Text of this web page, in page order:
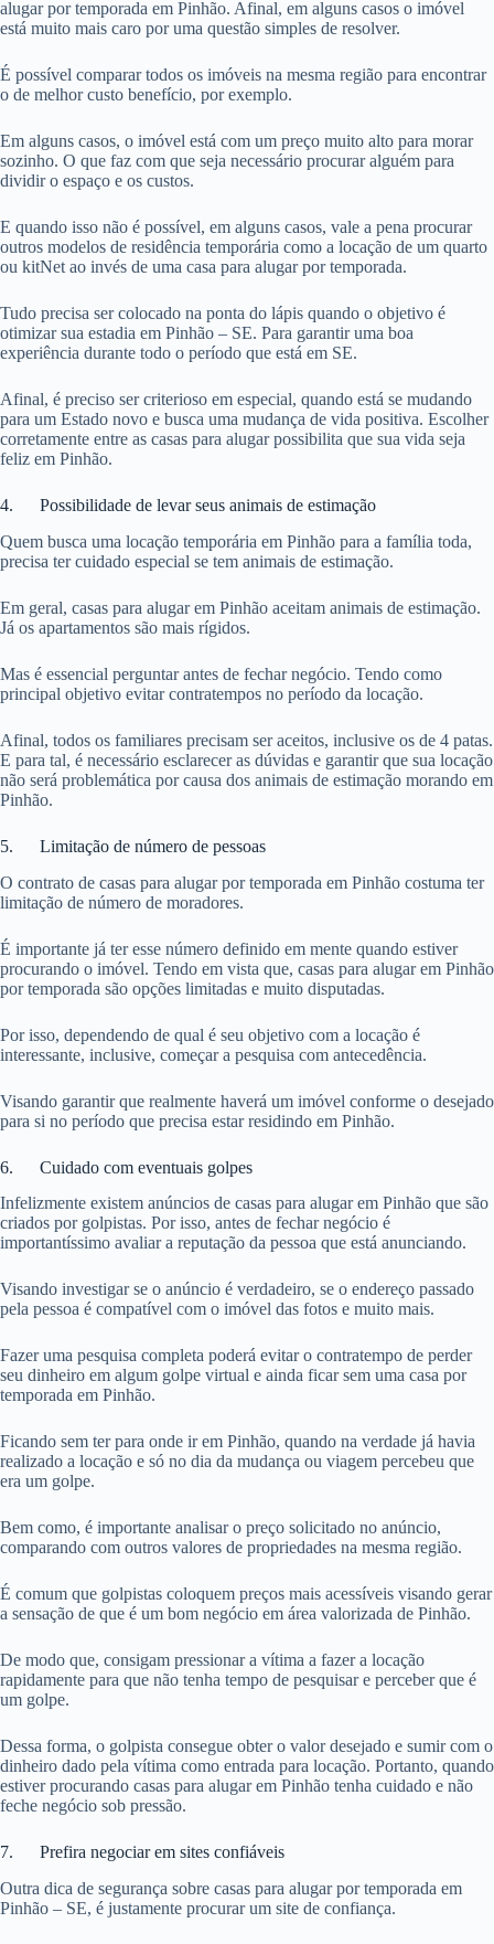
alugar por temporada em Pinhão. Afinal, em alguns casos o imóvel
está muito mais caro por uma questão simples de resolver.
É possível comparar todos os imóveis na mesma região para encontrar
o de melhor custo benefício, por exemplo.
Em alguns casos, o imóvel está com um preço muito alto para morar
sozinho. O que faz com que seja necessário procurar alguém para
dividir o espaço e os custos.
E quando isso não é possível, em alguns casos, vale a pena procurar
outros modelos de residência temporária como a locação de um quarto
ou kitNet ao invés de uma casa para alugar por temporada.
Tudo precisa ser colocado na ponta do lápis quando o objetivo é
otimizar sua estadia em Pinhão – SE. Para garantir uma boa
experiência durante todo o período que está em SE.
Afinal, é preciso ser criterioso em especial, quando está se mudando
para um Estado novo e busca uma mudança de vida positiva. Escolher
corretamente entre as casas para alugar possibilita que sua vida seja
feliz em Pinhão.
4. Possibilidade de levar seus animais de estimação
Quem busca uma locação temporária em Pinhão para a família toda,
precisa ter cuidado especial se tem animais de estimação.
Em geral, casas para alugar em Pinhão aceitam animais de estimação.
Já os apartamentos são mais rígidos.
Mas é essencial perguntar antes de fechar negócio. Tendo como
principal objetivo evitar contratempos no período da locação.
Afinal, todos os familiares precisam ser aceitos, inclusive os de 4 patas.
E para tal, é necessário esclarecer as dúvidas e garantir que sua locação
não será problemática por causa dos animais de estimação morando em
Pinhão.
5. Limitação de número de pessoas
O contrato de casas para alugar por temporada em Pinhão costuma ter
limitação de número de moradores.
É importante já ter esse número definido em mente quando estiver
procurando o imóvel. Tendo em vista que, casas para alugar em Pinhão
por temporada são opções limitadas e muito disputadas.
Por isso, dependendo de qual é seu objetivo com a locação é
interessante, inclusive, começar a pesquisa com antecedência.
Visando garantir que realmente haverá um imóvel conforme o desejado
para si no período que precisa estar residindo em Pinhão.
6. Cuidado com eventuais golpes
Infelizmente existem anúncios de casas para alugar em Pinhão que são
criados por golpistas. Por isso, antes de fechar negócio é
importantíssimo avaliar a reputação da pessoa que está anunciando.
Visando investigar se o anúncio é verdadeiro, se o endereço passado
pela pessoa é compatível com o imóvel das fotos e muito mais.
Fazer uma pesquisa completa poderá evitar o contratempo de perder
seu dinheiro em algum golpe virtual e ainda ficar sem uma casa por
temporada em Pinhão.
Ficando sem ter para onde ir em Pinhão, quando na verdade já havia
realizado a locação e só no dia da mudança ou viagem percebeu que
era um golpe.
Bem como, é importante analisar o preço solicitado no anúncio,
comparando com outros valores de propriedades na mesma região.
É comum que golpistas coloquem preços mais acessíveis visando gerar
a sensação de que é um bom negócio em área valorizada de Pinhão.
De modo que, consigam pressionar a vítima a fazer a locação
rapidamente para que não tenha tempo de pesquisar e perceber que é
um golpe.
Dessa forma, o golpista consegue obter o valor desejado e sumir com o
dinheiro dado pela vítima como entrada para locação. Portanto, quando
estiver procurando casas para alugar em Pinhão tenha cuidado e não
feche negócio sob pressão.
7. Prefira negociar em sites confiáveis
Outra dica de segurança sobre casas para alugar por temporada em
Pinhão – SE, é justamente procurar um site de confiança.